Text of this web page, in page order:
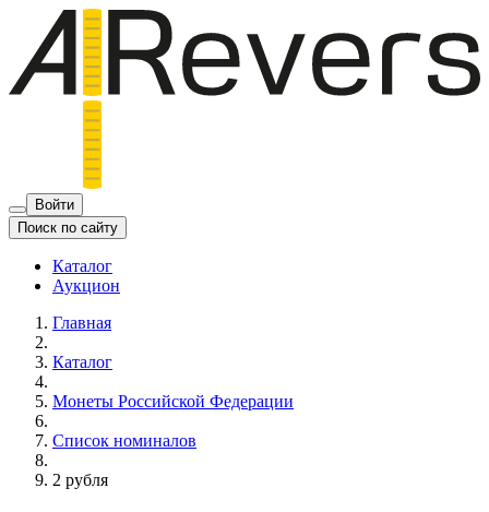
Войти
Поиск по сайту
Каталог
Аукцион
Главная
Каталог
Монеты Российской Федерации
Список номиналов
2 рубля